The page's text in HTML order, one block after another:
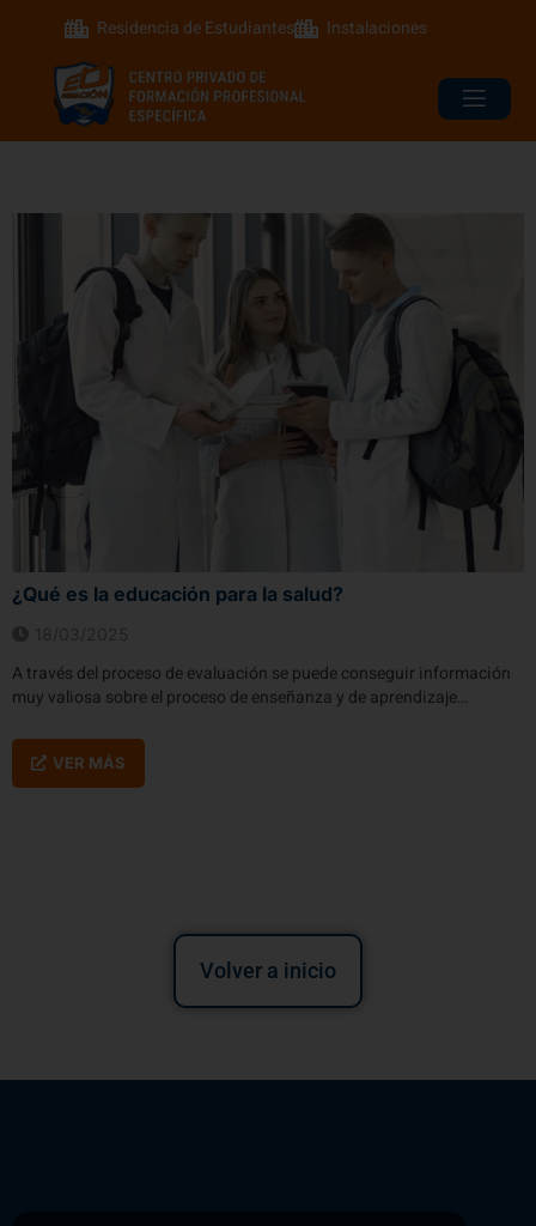
Residencia de Estudiantes Instalaciones
¿Qué es la educación para la salud?
A través del proceso de evaluación se puede conseguir información
muy valiosa sobre el proceso de enseñanza y de aprendizaje…
VER MÁS
Volver a inicio